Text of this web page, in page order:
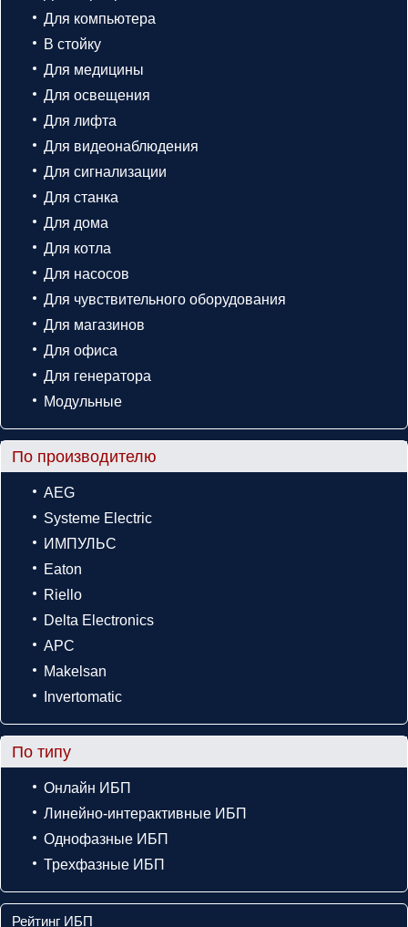
Для компьютера
В стойку
Для медицины
Для освещения
Для лифта
Для видеонаблюдения
Для сигнализации
Для станка
Для дома
Для котла
Для насосов
Для чувствительного оборудования
Для магазинов
Для офиса
Для генератора
Модульные
По производителю
AEG
Systeme Electric
ИМПУЛЬС
Eaton
Riello
Delta Electronics
APC
Makelsan
Invertomatic
По типу
Онлайн ИБП
Линейно-интерактивные ИБП
Однофазные ИБП
Трехфазные ИБП
Рейтинг ИБП